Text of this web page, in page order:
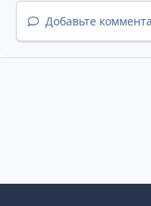
Добавьте